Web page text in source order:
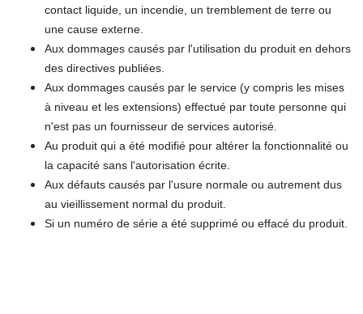
contact liquide, un incendie, un tremblement de terre ou
une cause externe.
Aux dommages causés par l'utilisation du produit en dehors
des directives publiées.
Aux dommages causés par le service (y compris les mises
à niveau et les extensions) effectué par toute personne qui
n'est pas un fournisseur de services autorisé.
Au produit qui a été modifié pour altérer la fonctionnalité ou
la capacité sans l'autorisation écrite.
Aux défauts causés par l'usure normale ou autrement dus
au vieillissement normal du produit.
Si un numéro de série a été supprimé ou effacé du produit.